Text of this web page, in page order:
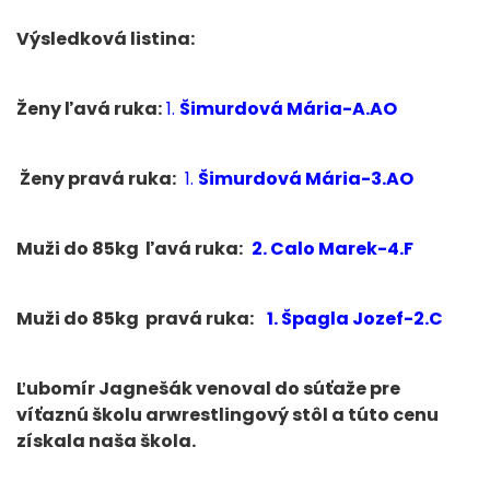
Výsledková listina:
Ženy ľavá ruka:1. Šimurdová Mária-A.AO
Ženy pravá ruka: 1. Šimurdová Mária-3.AO
Muži do 85kg ľavá ruka: 2. Calo Marek-4.F
Muži do 85kg pravá ruka: 1. Špagla Jozef-2.C
Ľubomír Jagnešák venoval do súťaže pre
víťaznú školu arwrestlingový stôl a túto cenu
získala naša škola.